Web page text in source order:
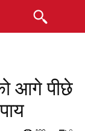
आगे पीछे